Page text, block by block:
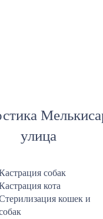
улица
собак
кота
кошек и